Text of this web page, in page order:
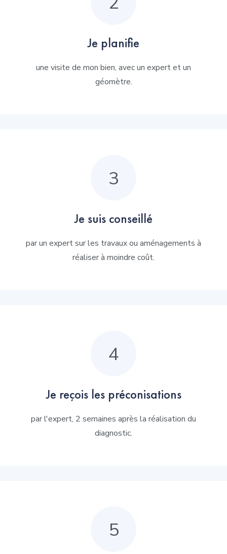
Je planifie
une visite de mon bien, avec un expert et un
géomètre.
3
Je suis conseillé
par un expert sur les travaux ou aménagements à
réaliser à moindre coût.
4
Je reçois les préconisations
par l'expert, 2 semaines après la réalisation du
diagnostic.
5